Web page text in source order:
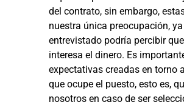
del contrato, sin embargo,
nuestra única preocupación,
entrevistado podría percibir
interesa el dinero. Es
expectativas creadas en torno
que ocupe el puesto, esto es,
nosotros en caso de ser